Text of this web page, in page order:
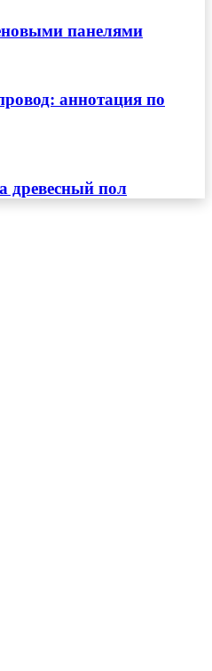
панелями
аннотация по
древесный пол